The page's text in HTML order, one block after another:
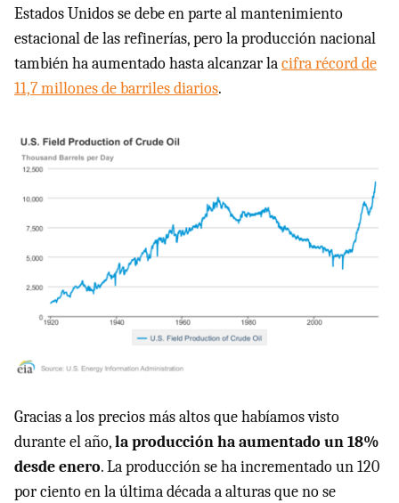
Estados Unidos se debe en parte al mantenimiento
estacional de las refinerías, pero la producción nacional
también ha aumentado hasta alcanzar lacifra récord de
11,7 millones de barriles diarios.
Gracias a los precios más altos que habíamos visto
durante el año,la producción ha aumentado un 18%
desde enero. La producción se ha incrementado un 120
por ciento en la última década a alturas que no se